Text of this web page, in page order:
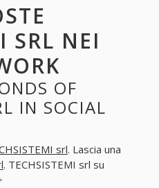
SRL NEI
OF
IN SOCIAL
srl. Lascia una
. TECHSISTEMI srl su